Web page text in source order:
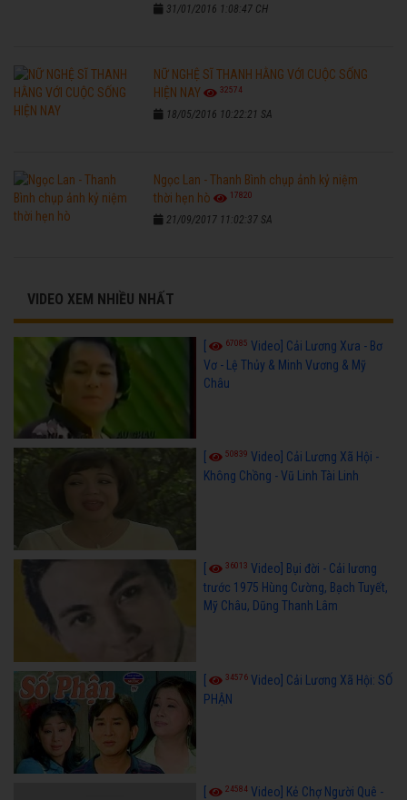
31/01/2016 1:08:47 CH
NỮ NGHỆ SĨ THANH HẰNG VỚI CUỘC SỐNG
HIỆN NAY
32574
18/05/2016 10:22:21 SA
Ngọc Lan - Thanh Bình chụp ảnh kỷ niệm
thời hẹn hò
17820
21/09/2017 11:02:37 SA
VIDEO XEM NHIỀU NHẤT
[ 67085 Video] Cải Lương Xưa - Bơ
Vơ - Lệ Thủy & Minh Vương & Mỹ
Châu
50839 Video] Cải Lương Xã Hội -
Không Chồng - Vũ Linh Tài Linh
36013 Video] Bụi đời - Cải lương
trước 1975 Hùng Cường, Bạch Tuyết,
Mỹ Châu, Dũng Thanh Lâm
34576 Video] Cải Lương Xã Hội: SỐ
PHẬN
24584 Video] Kẻ Chợ Người Quê -